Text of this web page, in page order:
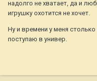
надолго не хватает, да и
игрушку охотится не хочет.
Ну и времени у меня
поступаю в универ.